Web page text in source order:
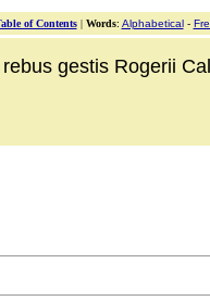
of Contents| Words: Alphabetical-
rebus gestis Rogerii